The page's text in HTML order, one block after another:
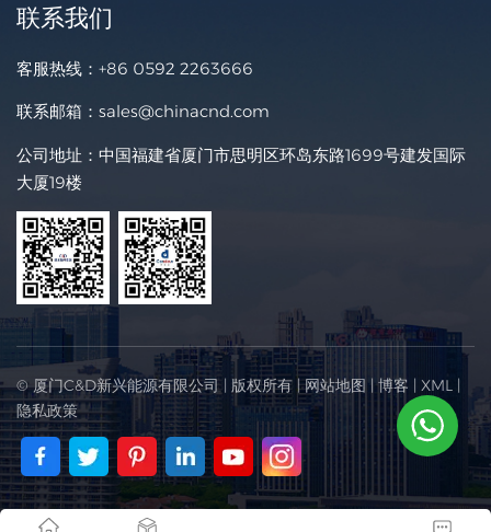
联系我们
客服热线： +86 0592 2263666
联系邮箱： sales@chinacnd.com
公司地址：中国福建省厦门市思明区环岛东路1699号建发国际
大厦19楼
© 厦门C&D新兴能源有限公司 | 版权所有 |网站地图 | 博客 | XML |
隐私政策